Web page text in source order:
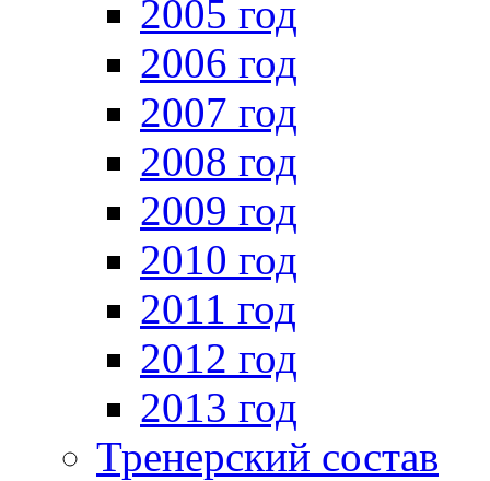
2005 год
2006 год
2007 год
2008 год
2009 год
2010 год
2011 год
2012 год
2013 год
Тренерский состав